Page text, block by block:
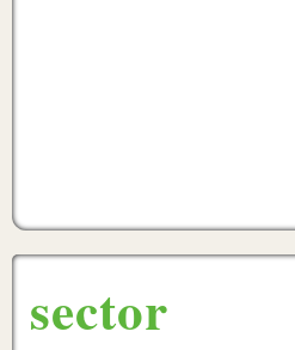
sector